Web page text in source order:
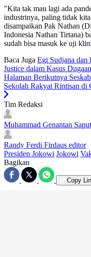
"Kita tak mau lagi ada
industrinya, paling tidak
disampaikan Pak Nathan
Indonesia Nathan Tirtana)
sudah bisa masuk ke uji
Baca Juga Egi Sudjana
Justice dalam Kasus
Halaman Berikutnya
Sekolah Rakyat Rintisan di
Tim Redaksi
Muhammad Genantan
Randy Ferdi Firdaus editor
Presiden Jokowi Jokowi
Bagikan
Copy